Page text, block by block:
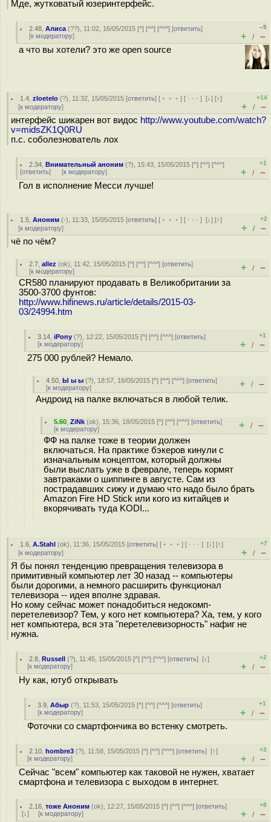
Мде, жутковатый юзеринтерфейс.
2.48 ,Алиса (??), 11:02, 16/05/2015 [^] [^^] [^^^] [ответить]
[к модератору]
–5
+ / –
а что вы хотели? это же open source
1.4 ,zloetelo (?), 11:32, 15/05/2015 [ответить] [ ﹢﹢﹢] [ · · ·][↓] [↑]
[к модератору]
+14
+ / –
интерфейс шикарен вот видос http://www.youtube.com/watch?
v=midsZK1Q0RU
п.с. соболезнователь лох
2.34 ,Внимательный аноним (?), 15:43, 15/05/2015 [^] [^^] [^^^]
[ответить] [к модератору]
+1
+ / –
Гол в исполнение Месси лучше!
1.5 ,Аноним (-), 11:33, 15/05/2015 [ответить] [ ﹢﹢﹢] [ · · ·][↓] [↑]
[к модератору]
+2
+ / –
чё по чём?
2.7 ,allez (ok), 11:42, 15/05/2015 [^] [^^] [^^^] [ответить]
[к модератору] + / –
CR580 планируют продавать в Великобритании за
3500-3700 фунтов:
http://www.hifinews.ru/article/details/2015-03-
03/24994.htm
3.14 ,iPony (?), 12:22, 15/05/2015 [^] [^^] [^^^] [ответить]
[к модератору]
+1
+ / –
275 000 рублей? Немало.
4.50 ,Ы ы ы (?), 18:57, 16/05/2015 [^] [^^] [^^^] [ответить]
[к модератору] + / –
Андроид на палке включаться в любой телик.
5.60 ,ZiNk (ok), 15:36, 18/05/2015 [^] [^^] [^^^] [ответить]
[к модератору] + / –
ФФ на палке тоже в теории должен
включаться. На практике бэкеров кинули с
изначальным концептом, который должны
были выслать уже в феврале, теперь кормят
завтраками о шиппинге в августе. Сам из
пострадавших сижу и думаю что надо было брать
Amazon Fire HD Stick или кого из китайцев и
вкорячивать туда KODI...
1.6 ,A.Stahl (ok), 11:36, 15/05/2015 [ответить] [ ﹢﹢﹢] [ · · ·][↓] [↑]
[к модератору]
+7
+ / –
Я бы понял тенденцию превращения телевизора в
примитивный компьютер лет 30 назад -- компьютеры
были дорогими, а немного расширить функционал
телевизора -- идея вполне здравая.
Но кому сейчас может понадобиться недокомп-
перетелевизор? Тем, у кого нет компьютера? Ха, тем, у кого
нет компьютера, вся эта "перетелевизорность" нафиг не
нужна.
2.8 ,Russell (?), 11:45, 15/05/2015 [^] [^^] [^^^] [ответить][↓]
[к модератору]
+2
+ / –
Ну как, ютуб открывать
3.9 ,Абыр (?), 11:53, 15/05/2015 [^] [^^] [^^^] [ответить]
[к модератору]
+1
+ / –
Фоточки со смартфончика во встенку смотреть.
2.10 ,hombre3 (?), 11:58, 15/05/2015 [^] [^^] [^^^] [ответить][↑]
[к модератору]
+3
+ / –
Сейчас "всем" компьютер как таковой не нужен, хватает
смартфона и телевизора с выходом в интернет.
2.16 ,тоже Аноним (ok), 12:27, 15/05/2015 [^] [^^] [^^^] [ответить]
[↓] [к модератору]
+8
+ / –